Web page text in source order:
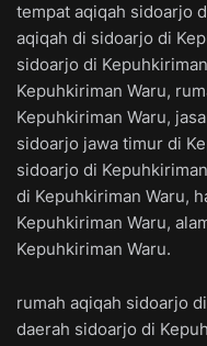
tempat aqiqah sidoarjo
aqiqah di sidoarjo di
sidoarjo di
Kepuhkiriman Waru,
Kepuhkiriman Waru,
sidoarjo jawa timur di
sidoarjo di
di Kepuhkiriman Waru,
Kepuhkiriman Waru,
Kepuhkiriman Waru.
rumah aqiqah sidoarjo
daerah sidoarjo di